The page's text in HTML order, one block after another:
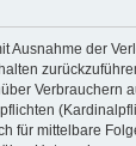
Ausnahme der
Verbrauchern
für mittelbare